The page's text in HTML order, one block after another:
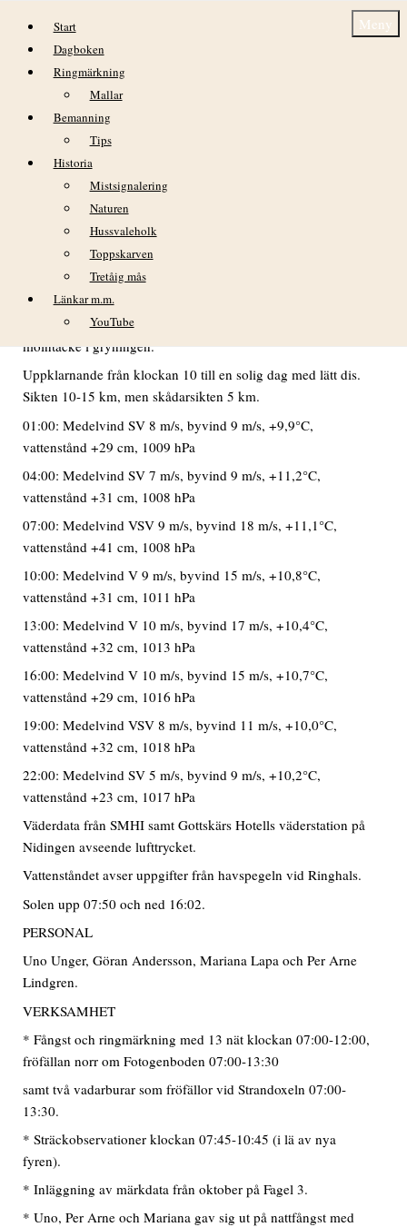
Hoppa till innehåll Meny
Start
Dagboken
Ringmärkning
Mallar
Bemanning
Tips
Historia
Mistsignalering
Naturen
Hussvaleholk
Toppskarven
Tretåig mås
Länkar m.m.
YouTube
torsdag 12 november
DAGBOK NIDINGENS FÅGELSTATION – 2015
Gårdagskvällens regn upphörde strax efter midnatt. Växlande
molnighet under efternatten.
Tidvis lätt regn klockan 04-05 men tendens till något lättande
molntäcke i gryningen.
Uppklarnande från klockan 10 till en solig dag med lätt dis.
Sikten 10-15 km, men skådarsikten 5 km.
01:00: Medelvind SV 8 m/s, byvind 9 m/s, +9,9°C,
vattenstånd +29 cm, 1009 hPa
04:00: Medelvind SV 7 m/s, byvind 9 m/s, +11,2°C,
vattenstånd +31 cm, 1008 hPa
07:00: Medelvind VSV 9 m/s, byvind 18 m/s, +11,1°C,
vattenstånd +41 cm, 1008 hPa
10:00: Medelvind V 9 m/s, byvind 15 m/s, +10,8°C,
vattenstånd +31 cm, 1011 hPa
13:00: Medelvind V 10 m/s, byvind 17 m/s, +10,4°C,
vattenstånd +32 cm, 1013 hPa
16:00: Medelvind V 10 m/s, byvind 15 m/s, +10,7°C,
vattenstånd +29 cm, 1016 hPa
19:00: Medelvind VSV 8 m/s, byvind 11 m/s, +10,0°C,
vattenstånd +32 cm, 1018 hPa
22:00: Medelvind SV 5 m/s, byvind 9 m/s, +10,2°C,
vattenstånd +23 cm, 1017 hPa
Väderdata från SMHI samt Gottskärs Hotells väderstation på
Nidingen avseende lufttrycket.
Vattenståndet avser uppgifter från havspegeln vid Ringhals.
Solen upp 07:50 och ned 16:02.
PERSONAL
Uno Unger, Göran Andersson, Mariana Lapa och Per Arne
Lindgren.
VERKSAMHET
* Fångst och ringmärkning med 13 nät klockan 07:00-12:00,
fröfällan norr om Fotogenboden 07:00-13:30
samt två vadarburar som fröfällor vid Strandoxeln 07:00-
13:30.
* Sträckobservationer klockan 07:45-10:45 (i lä av nya
fyren).
* Inläggning av märkdata från oktober på Fagel 3.
* Uno, Per Arne och Mariana gav sig ut på nattfångst med